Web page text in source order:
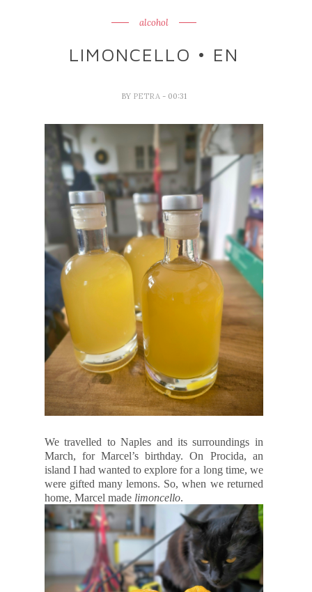
alcohol
LIMONCELLO • EN
BY PETRA - 00:31
We travelled to Naples and its surroundings in
March, for Marcel’s birthday. On Procida, an
island I had wanted to explore for a long time, we
were gifted many lemons. So, when we returned
home, Marcel made limoncello.